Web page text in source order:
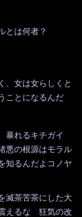
とは何者？
女は女らしくと
ことになるんだ
暴れるキチガイ
悪の根源はモラル
知るんだよコノヤ
滅茶苦茶にした大
えるな 狂気の改